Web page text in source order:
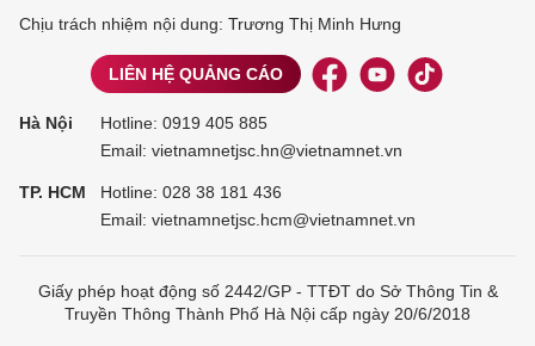
Chịu trách nhiệm nội dung: Trương Thị Minh Hưng
LIÊN HỆ QUẢNG CÁO
Hà Nội Hotline: 0919 405 885
Email: vietnamnetjsc.hn@vietnamnet.vn
TP. HCM Hotline: 028 38 181 436
Email: vietnamnetjsc.hcm@vietnamnet.vn
Giấy phép hoạt động số 2442/GP - TTĐT do Sở Thông Tin &
Truyền Thông Thành Phố Hà Nội cấp ngày 20/6/2018